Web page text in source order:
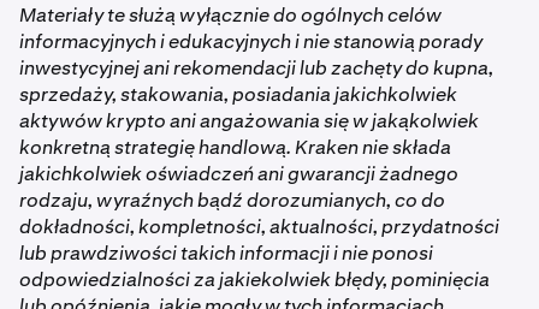
Materiały te służą wyłącznie do ogólnych celów
informacyjnych i edukacyjnych i nie stanowią porady
inwestycyjnej ani rekomendacji lub zachęty do kupna,
sprzedaży, stakowania, posiadania jakichkolwiek
aktywów krypto ani angażowania się w jakąkolwiek
konkretną strategię handlową. Kraken nie składa
jakichkolwiek oświadczeń ani gwarancji żadnego
rodzaju, wyraźnych bądź dorozumianych, co do
dokładności, kompletności, aktualności, przydatności
lub prawdziwości takich informacji i nie ponosi
odpowiedzialności za jakiekolwiek błędy, pominięcia